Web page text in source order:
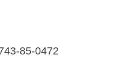
85-0472